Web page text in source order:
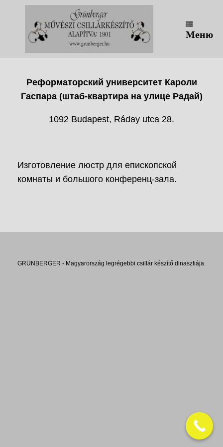
содержанию
Меню
Реформаторский университет Кароли
Гаспара (штаб-квартира на улице Радай)
1092 Budapest, Ráday utca 28.
Изготовление люстр для епископской
комнаты и большого конференц-зала.
GRÜNBERGER - Magyarország legrégebbi csillár készítő dinasztiája.